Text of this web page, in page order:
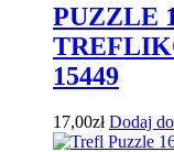
PUZZLE
15449
17,00zł Dodaj